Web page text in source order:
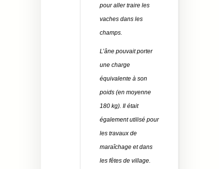
pour aller traire les
vaches dans les
champs.
L’âne pouvait porter
une charge
équivalente à son
poids (en moyenne
180 kg). Il était
également utilisé pour
les travaux de
maraîchage et dans
les fêtes de village.